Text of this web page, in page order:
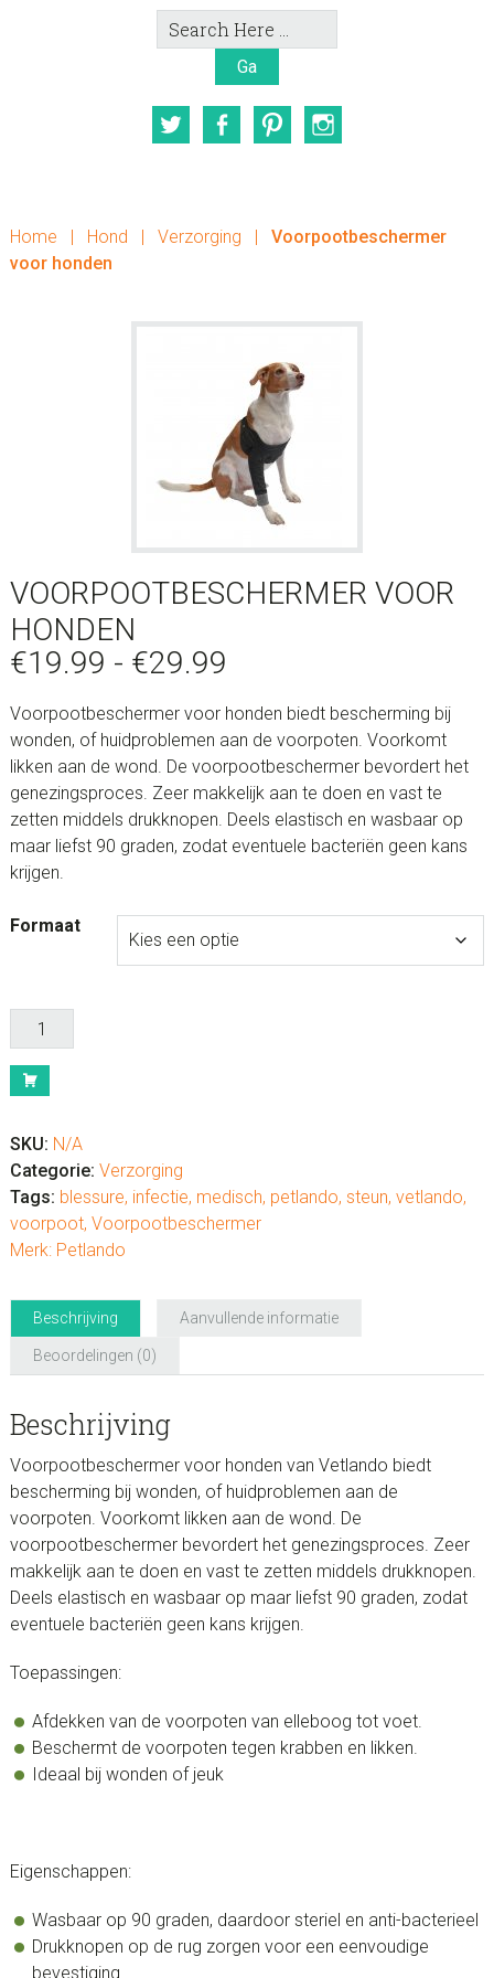
Search
Here
TwitterFacebookPinterest
Home | Hond | Verzorging |
Voorpootbeschermer
voor honden
VOORPOOTBESCHERMER VOOR
HONDEN
€19.99 - €29.99
tot
€29.99
Voorpootbeschermer voor honden biedt bescherming bij
wonden, of huidproblemen aan de voorpoten. Voorkomt
likken aan de wond. De voorpootbeschermer bevordert het
genezingsproces. Zeer makkelijk aan te doen en vast te
zetten middels drukknopen. Deels elastisch en wasbaar op
maar liefst 90 graden, zodat eventuele bacteriën geen kans
krijgen.
Formaat
Voorpootbeschermer
voor
honden
aantal
SKU: N/A
Categorie: Verzorging
Tags: blessure, infectie, medisch, petlando, steun, vetlando,
voorpoot, Voorpootbeschermer
Merk: Petlando
Beschrijving Aanvullende informatie
Beoordelingen (0)
Beschrijving
Voorpootbeschermer voor honden van Vetlando biedt
bescherming bij wonden, of huidproblemen aan de
voorpoten. Voorkomt likken aan de wond. De
voorpootbeschermer bevordert het genezingsproces. Zeer
makkelijk aan te doen en vast te zetten middels drukknopen.
Deels elastisch en wasbaar op maar liefst 90 graden, zodat
eventuele bacteriën geen kans krijgen.
Toepassingen:
Afdekken van de voorpoten van elleboog tot voet.
Beschermt de voorpoten tegen krabben en likken.
Ideaal bij wonden of jeuk
Eigenschappen:
Wasbaar op 90 graden, daardoor steriel en anti-bacterieel
Drukknopen op de rug zorgen voor een eenvoudige
bevestiging